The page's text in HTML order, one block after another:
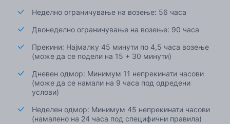
Неделно ограничување на возење: 56 часа
Двонеделно ограничување на возење: 90 часа
Прекини: Најмалку 45 минути по 4,5 часа возење
(може да се подели на 15 + 30 минути)
Дневен одмор: Минимум 11 непрекинати часови
(може да се намали на 9 часа под одредени
услови)
Неделен одмор: Минимум 45 непрекинати часови
(намалено на 24 часа под специфични правила)